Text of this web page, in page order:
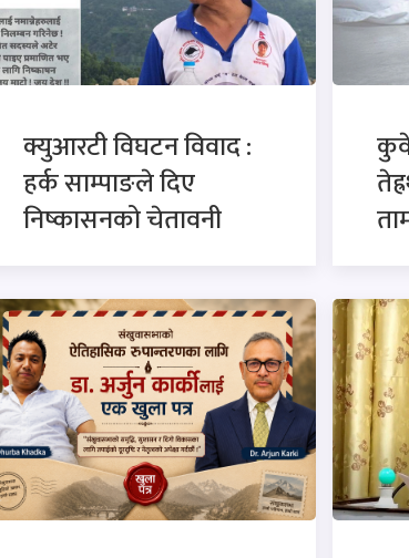
क्युआरटी विघटन विवाद :
हर्क साम्पाङले दिए
निष्कासनको चेतावनी